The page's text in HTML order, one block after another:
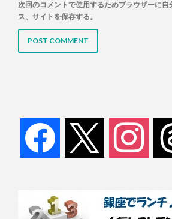
次回のコメントで使用するためブラウザーに自
ス、サイトを保存する。
facebook instagram